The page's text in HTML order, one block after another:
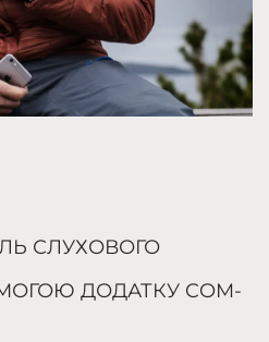
СЛУХОВОГО
ДОДАТКУ COM-